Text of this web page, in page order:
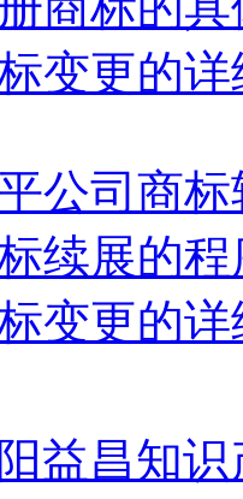
变更的
公司商
续展的
变更的
益昌知